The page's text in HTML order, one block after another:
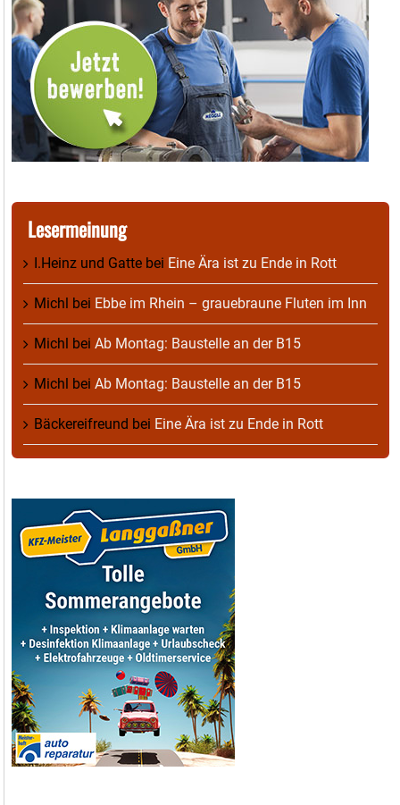
Lesermeinung
I.Heinz und Gatte bei Eine Ära ist zu Ende in Rott
Michl bei Ebbe im Rhein – grauebraune Fluten im Inn
Michl bei Ab Montag: Baustelle an der B15
Michl bei Ab Montag: Baustelle an der B15
Bäckereifreund bei Eine Ära ist zu Ende in Rott